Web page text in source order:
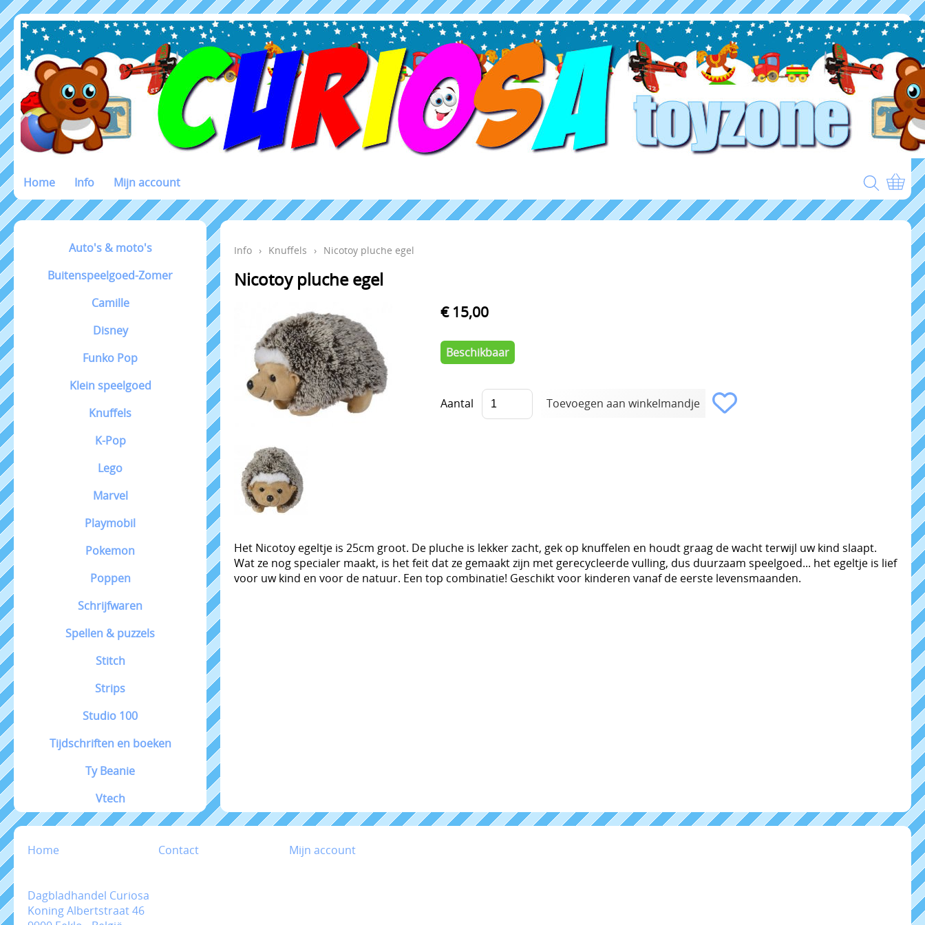
Home Info Mijn account
Auto's & moto's
Buitenspeelgoed-Zomer
Camille
Disney
Funko Pop
Klein speelgoed
Knuffels
K-Pop
Lego
Marvel
Playmobil
Pokemon
Poppen
Schrijfwaren
Spellen & puzzels
Stitch
Strips
Studio 100
Tijdschriften en boeken
Ty Beanie
Vtech
Info › Knuffels › Nicotoy pluche egel
Nicotoy pluche egel
€ 15,00
Beschikbaar
Aantal
Het Nicotoy egeltje is 25cm groot. De pluche is lekker zacht, gek op knuffelen en houdt graag de wacht terwijl uw kind slaapt.
Wat ze nog specialer maakt, is het feit dat ze gemaakt zijn met gerecycleerde vulling, dus duurzaam speelgoed... het egeltje is lief
voor uw kind en voor de natuur. Een top combinatie! Geschikt voor kinderen vanaf de eerste levensmaanden.
Home Contact Mijn account
Dagbladhandel Curiosa
Koning Albertstraat 46